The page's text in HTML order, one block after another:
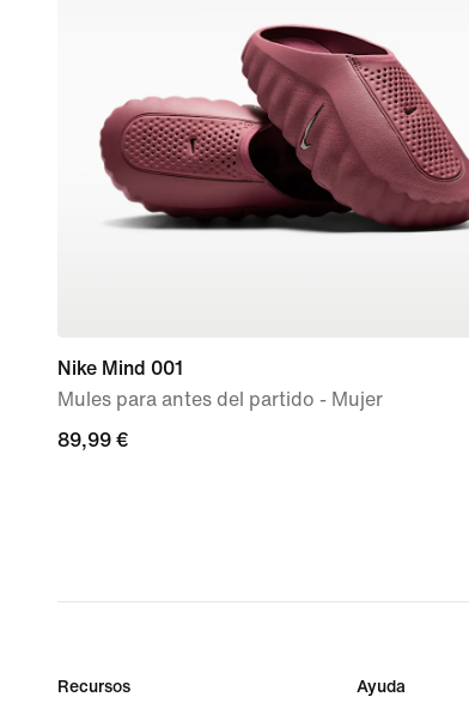
Nike Mind 001
Mules para antes del partido - Mujer
89,99 €
89,99 €
Recursos Ayuda